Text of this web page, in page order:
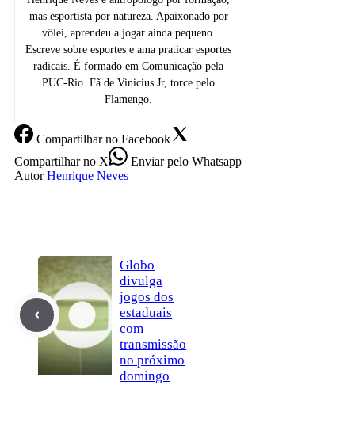
mas esportista por natureza. Apaixonado por
vôlei, aprendeu a jogar ainda pequeno.
Escreve sobre esportes e ama praticar esportes
radicais. É formado em Comunicação pela
PUC-Rio. Fã de Vinicius Jr, torce pelo
Flamengo.
Compartilharno Facebook
Compartilharno X Enviarpelo Whatsapp
Autor Henrique Neves
Globo
divulga
jogos dos
estaduais
com
transmissão
no próximo
domingo